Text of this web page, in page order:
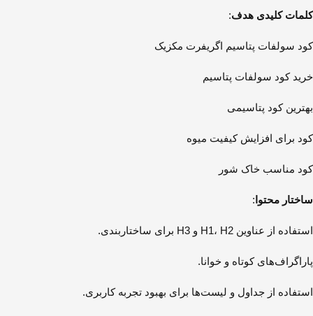
کلمات کلیدی هدف:
کود سولفات پتاسیم اگریفرت مکزیک
خرید کود سولفات پتاسیم
بهترین کود پتاسیمی
کود برای افزایش کیفیت میوه
کود مناسب خاک شور
ساختار محتوا :
استفاده از عناوین H1، H2 و H3 برای ساختاربندی.
پاراگراف‌های کوتاه و خوانا.
استفاده از جداول و لیست‌ها برای بهبود تجربه کاربری.